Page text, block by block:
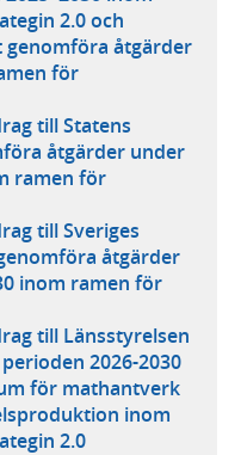
2.0 och
åtgärder
för
till Statens
åtgärder under
ramen för
till Sveriges
åtgärder
inom ramen för
till Länsstyrelsen
2026-2030
för mathantverk
inom
2.0